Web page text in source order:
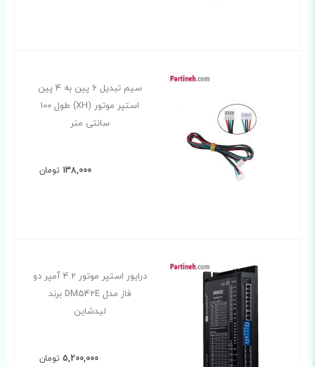
سیم تبدیل 6 پین به 4 پین
استپر موتور (XH) طول 100
سانتی متر
138,000 تومان
درایور استپر موتور 4.2 آمپر دو
فاز مدل DM542E برند
لیدشاین
5,200,000 تومان